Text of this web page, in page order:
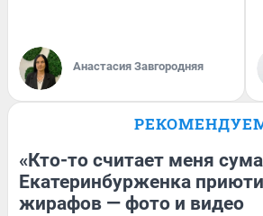
Анастасия Завгородняя
«Кто-то считает меня
Екатеринбурженка
жирафов — фото и видео